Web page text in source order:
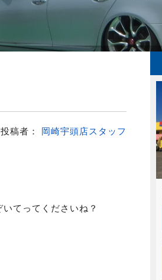
投稿者： 岡崎宇頭店スタッフ
いてってくださいね？